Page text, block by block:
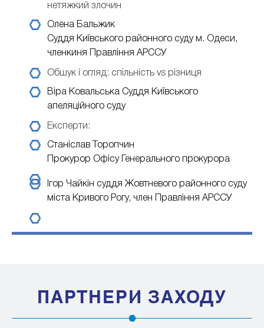
нетяжкий злочин
Олена Бальжик
Суддя Київського районного суду м. Одеси,
членкиня Правління АРССУ
Обшук і огляд: спільність vs різниця
Віра Ковальська Суддя Київського
апеляційного суду
Експерти:
Станіслав Торопчин
Прокурор Офісу Генерального прокурора
Ігор Чайкін cуддя Жовтневого районного суду
міста Кривого Рогу, член Правління АРССУ
ПАРТНЕРИ ЗАХОДУ